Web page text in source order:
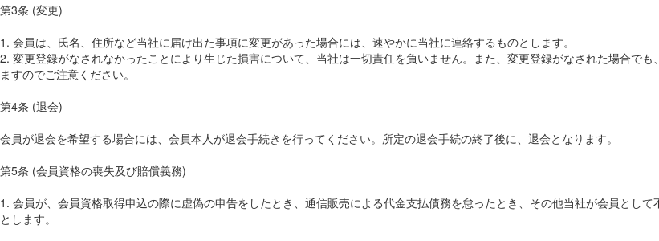
第3条 (変更)
1. 会員は、氏名、住所など当社に届け出た事項に変更があった場合には、速やかに当社に連絡するものとします。
2. 変更登録がなされなかったことにより生じた損害について、当社は一切責任を負いません。また、変更登録がなされた場合で
ますのでご注意ください。
第4条 (退会)
会員が退会を希望する場合には、会員本人が退会手続きを行ってください。所定の退会手続の終了後に、退会となります。
第5条 (会員資格の喪失及び賠償義務)
1. 会員が、会員資格取得申込の際に虚偽の申告をしたとき、通信販売による代金支払債務を怠ったとき、その他当社が会員とし
とします。